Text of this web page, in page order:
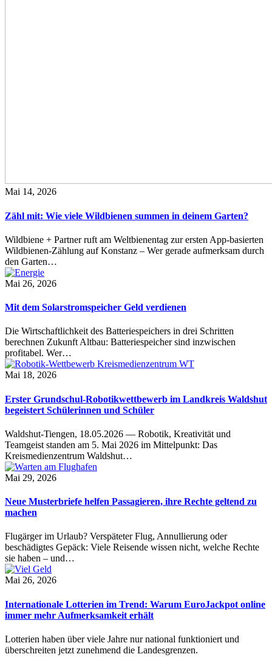
Mai 14, 2026
Zähl mit: Wie viele Wildbienen summen in deinem Garten?
Wildbiene + Partner ruft am Weltbienentag zur ersten App-basierten
Wildbienen-Zählung auf Konstanz – Wer gerade aufmerksam durch
den Garten…
Mai 26, 2026
Mit dem Solarstromspeicher Geld verdienen
Die Wirtschaftlichkeit des Batteriespeichers in drei Schritten
berechnen Zukunft Altbau: Batteriespeicher sind inzwischen
profitabel. Wer…
Mai 18, 2026
Erster Grundschul-Robotikwettbewerb im Landkreis Waldshut
begeistert Schülerinnen und Schüler
Waldshut-Tiengen, 18.05.2026 — Robotik, Kreativität und
Teamgeist standen am 5. Mai 2026 im Mittelpunkt: Das
Kreismedienzentrum Waldshut…
Mai 29, 2026
Neue Musterbriefe helfen Passagieren, ihre Rechte geltend zu
machen
Flugärger im Urlaub? Verspäteter Flug, Annullierung oder
beschädigtes Gepäck: Viele Reisende wissen nicht, welche Rechte
sie haben – und…
Mai 26, 2026
Internationale Lotterien im Trend: Warum EuroJackpot online
immer mehr Aufmerksamkeit erhält
Lotterien haben über viele Jahre nur national funktioniert und
überschreiten jetzt zunehmend die Landesgrenzen.